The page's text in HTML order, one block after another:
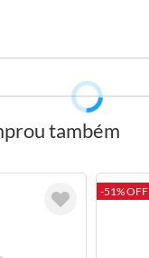
também
-51% OFF